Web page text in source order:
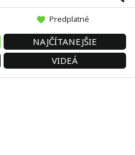
Predplatné
NAJČÍTANEJŠIE
VIDEÁ